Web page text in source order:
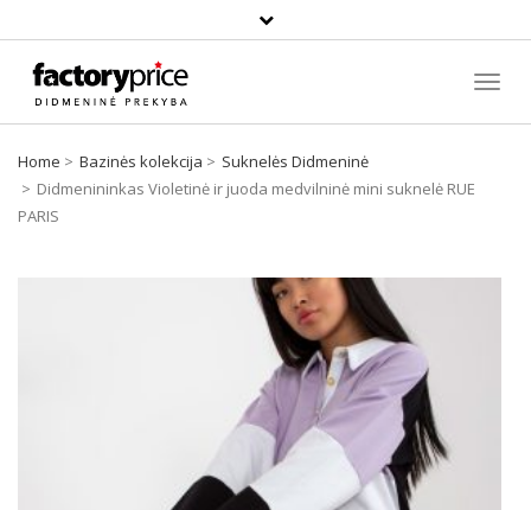
Paieška
Home Bazinės kolekcija
Suknelės Didmeninė
Didmenininkas Violetinė ir juoda medvilninė mini suknelė RUE
PARIS